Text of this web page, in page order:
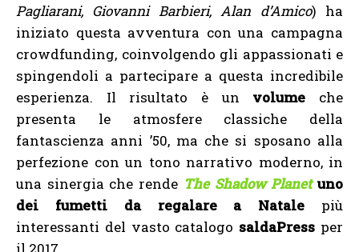
Pagliarani, Giovanni Barbieri, Alan d’Amico) ha
iniziato questa avventura con una campagna
crowdfunding, coinvolgendo gli appassionati e
spingendoli a partecipare a questa incredibile
esperienza. Il risultato è un volume che
presenta le atmosfere classiche della
fantascienza anni ’50, ma che si sposano alla
perfezione con un tono narrativo moderno, in
una sinergia che rende The Shadow Planetuno
dei fumetti da regalare a Natale più
interessanti del vasto catalogo saldaPress per